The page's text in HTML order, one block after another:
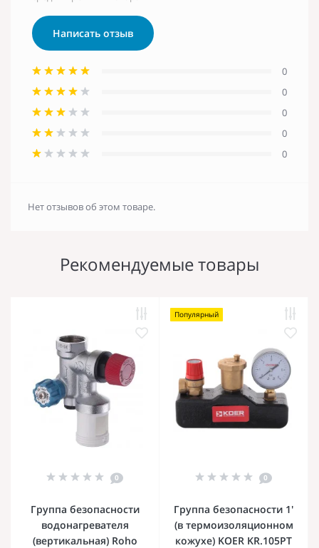
Написать отзыв
0
0
0
0
0
Нет отзывов об этом товаре.
Рекомендуемые товары
0
Группа безопасности
водонагревателя
(вертикальная) Roho
Популярный
0
Группа безопасности 1'
(в термоизоляционном
кожухе) KOER KR.105PT